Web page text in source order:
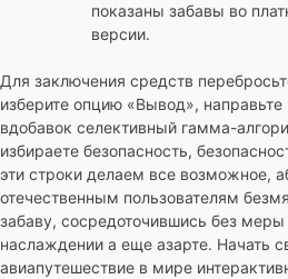
показаны забавы во
версии.
Для заключения средств
изберите опцию «Вывод»,
вдобавок селективный гамма-
избираете безопасность,
эти строки делаем все возможное,
отечественным пользователям
забаву, сосредоточившись без меры
наслаждении а еще азарте. Начать
авиапутешествие в мире